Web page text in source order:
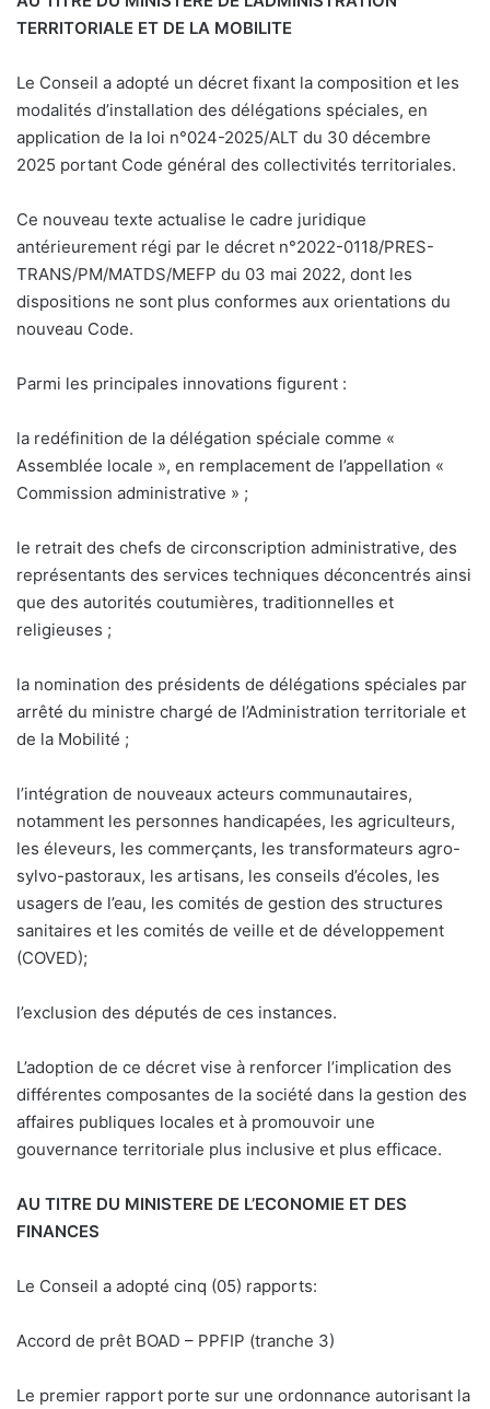
TERRITORIALE ET DE LA MOBILITE
Le Conseil a adopté un décret fixant la composition et les
modalités d’installation des délégations spéciales, en
application de la loi n°024-2025/ALT du 30 décembre
2025 portant Code général des collectivités territoriales.
Ce nouveau texte actualise le cadre juridique
antérieurement régi par le décret n°2022-0118/PRES-
TRANS/PM/MATDS/MEFP du 03 mai 2022, dont les
dispositions ne sont plus conformes aux orientations du
nouveau Code.
Parmi les principales innovations figurent :
la redéfinition de la délégation spéciale comme «
Assemblée locale », en remplacement de l’appellation «
Commission administrative » ;
le retrait des chefs de circonscription administrative, des
représentants des services techniques déconcentrés ainsi
que des autorités coutumières, traditionnelles et
religieuses ;
la nomination des présidents de délégations spéciales par
arrêté du ministre chargé de l’Administration territoriale et
de la Mobilité ;
l’intégration de nouveaux acteurs communautaires,
notamment les personnes handicapées, les agriculteurs,
les éleveurs, les commerçants, les transformateurs agro-
sylvo-pastoraux, les artisans, les conseils d’écoles, les
usagers de l’eau, les comités de gestion des structures
sanitaires et les comités de veille et de développement
(COVED);
l’exclusion des députés de ces instances.
L’adoption de ce décret vise à renforcer l’implication des
différentes composantes de la société dans la gestion des
affaires publiques locales et à promouvoir une
gouvernance territoriale plus inclusive et plus efficace.
AU TITRE DU MINISTERE DE L’ECONOMIE ET DES
FINANCES
Le Conseil a adopté cinq (05) rapports:
Accord de prêt BOAD – PPFIP (tranche 3)
Le premier rapport porte sur une ordonnance autorisant la